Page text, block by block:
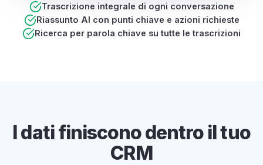
Trascrizione integrale di ogni conversazione
Riassunto AI con punti chiave e azioni richieste
Ricerca per parola chiave su tutte le trascrizioni
I dati finiscono dentro il tuo
CRM